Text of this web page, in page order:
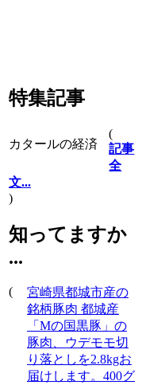
特集記事
カタールの経済
(
記事
全
文...
)
知ってますか
...
宮崎県都城市産の
銘柄豚肉 都城産
「Mの国黒豚」の
豚肉、ウデモモ切
り落としを2.8kgお
届けします。400グ
(